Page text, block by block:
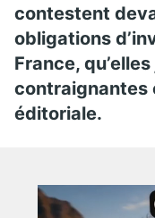
contestent
obligations
France,
contraignantes
éditoriale.